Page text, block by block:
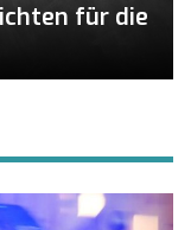
für die